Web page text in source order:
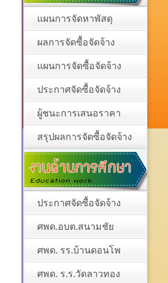
แผนการจัดหาพัสดุ
ผลการจัดซื้อจัดจ้าง
แผนการจัดซื้อจัดจ้าง
ประกาศจัดซื้อจัดจ้าง
ผู้ชนะการเสนอราคา
สรุปผลการจัดซื้อจัดจ้าง
ประกาศจัดซื้อจัดจ้าง
ศพด.อบต.สนามชัย
ศพด. รร.บ้านดอนโพ
ศพด. ร.ร.วัดลาวทอง